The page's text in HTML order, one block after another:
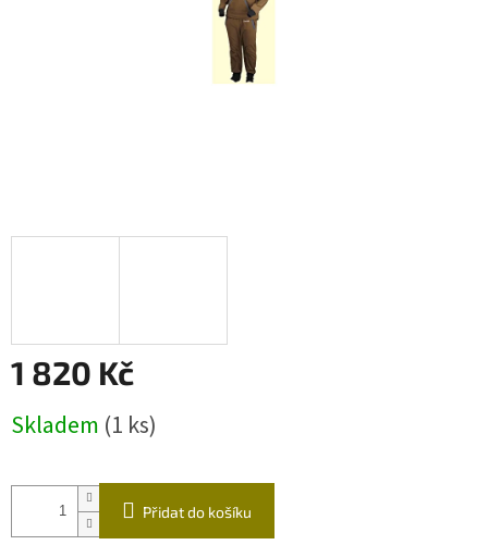
1 820 Kč
cena:
Skladem (1 ks)
Přidat do košíku